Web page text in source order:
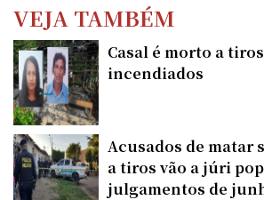
VEJA TAMBÉM
Casal é morto a
incendiados
Acusados de matar
a tiros vão a júri
julgamentos de